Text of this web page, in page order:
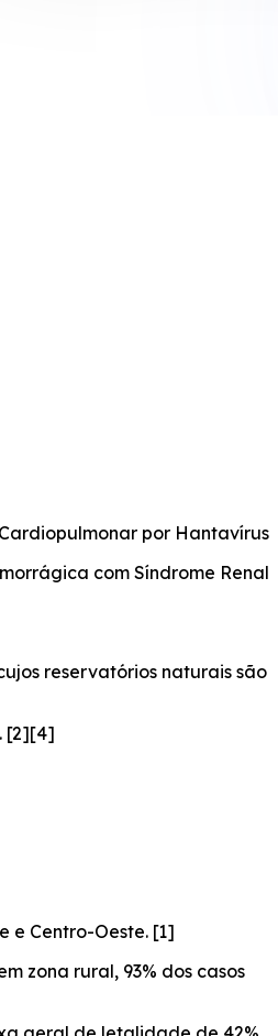
por Hantavírus
com Síndrome Renal
reservatórios naturais são
. [2][4]
e Centro-Oeste. [1]
zona rural, 93% dos casos